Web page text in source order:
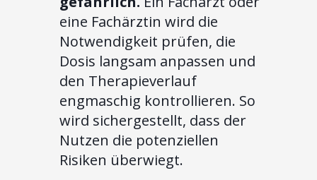
eine Fachärztin wird die
Notwendigkeit prüfen, die
Dosis langsam anpassen und
den Therapieverlauf
engmaschig kontrollieren. So
wird sichergestellt, dass der
Nutzen die potenziellen
Risiken überwiegt.